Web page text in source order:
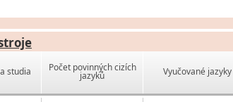
studia Počet povinných cizích
jazyků Vyučované jazyky